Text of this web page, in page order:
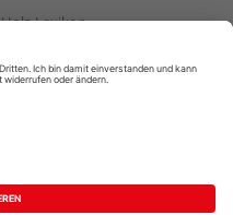
Holz-Lexikon
Nutzungsbedingungen